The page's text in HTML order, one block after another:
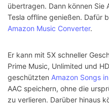
übertragen. Dann können Sie
Tesla offline genießen. Dafür
Amazon Music Converter.
Er kann mit 5X schneller
Prime Music, Unlimited und
geschützten Amazon Songs
AAC speichern, ohne die
zu verlieren. Darüber hinaus